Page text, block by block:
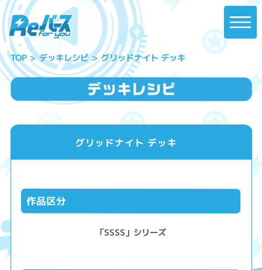
TOP デッキレシピ グリッドナイト デッキ
グリッドナイト デッキ
作品区分
「SSSS」シリーズ